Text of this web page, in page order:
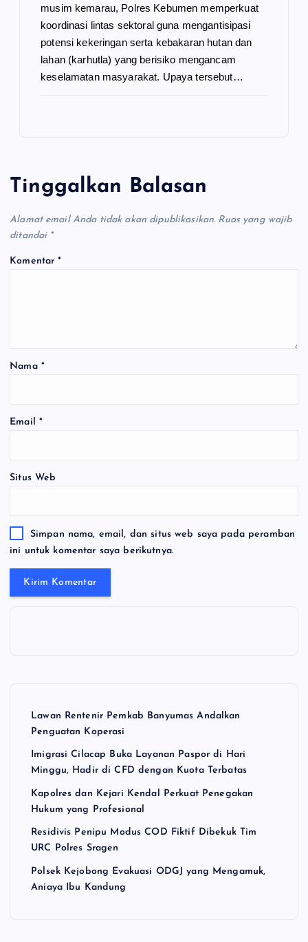
musim kemarau, Polres Kebumen memperkuat
koordinasi lintas sektoral guna mengantisipasi
potensi kekeringan serta kebakaran hutan dan
lahan (karhutla) yang berisiko mengancam
keselamatan masyarakat. Upaya tersebut…
Tinggalkan Balasan
Alamat email Anda tidak akan dipublikasikan. Ruas yang wajib
ditandai *
Komentar*
Nama *
Email *
Situs Web
Simpan nama, email, dan situs web saya pada peramban
ini untuk komentar saya berikutnya.
Lawan Rentenir Pemkab Banyumas Andalkan
Penguatan Koperasi
Imigrasi Cilacap Buka Layanan Paspor di Hari
Minggu, Hadir di CFD dengan Kuota Terbatas
Kapolres dan Kejari Kendal Perkuat Penegakan
Hukum yang Profesional
Residivis Penipu Modus COD Fiktif Dibekuk Tim
URC Polres Sragen
Polsek Kejobong Evakuasi ODGJ yang Mengamuk,
Aniaya Ibu Kandung